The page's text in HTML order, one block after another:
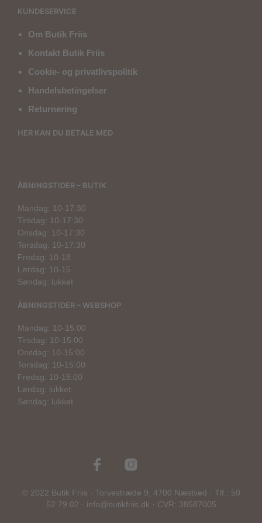
KUNDESERVICE
Om Butik Friis
Kontakt Butik Friis
Cookie- og privatlivspolitik
Handelsbetingelser
Returnering
HER KAN DU BETALE MED
ÅBNINGSTIDER – BUTIK
Mandag: 10-17:30
Tirsdag: 10-17:30
Onsdag: 10-17:30
Torsdag: 10-17:30
Fredag: 10-18
Lørdag: 10-15
Søndag: lukket
ÅBNINGSTIDER – WEBSHOP
Mandag: 10-15:00
Tirsdag: 10-15:00
Onsdag: 10-15:00
Torsdag: 10-15:00
Fredag: 10-15:00
Lørdag: lukket
Søndag: lukket
© 2022 Butik Friis · Torvestræde 9, 4700 Næstved · Tlf.: 50
52 79 02 · info@butikfriis.dk · CVR: 38587005